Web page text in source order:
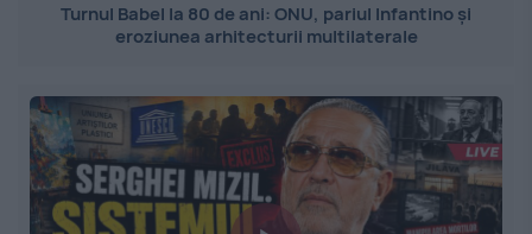
Turnul Babel la 80 de ani: ONU, pariul Infantino și
eroziunea arhitecturii multilaterale